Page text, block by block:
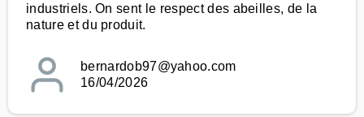
industriels. On sent le respect des abeilles, de la
nature et du produit.
bernardob97@yahoo.com
16/04/2026